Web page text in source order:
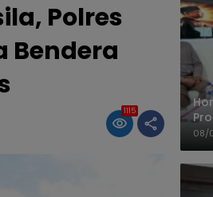
Polres
Bendera
1115
08/